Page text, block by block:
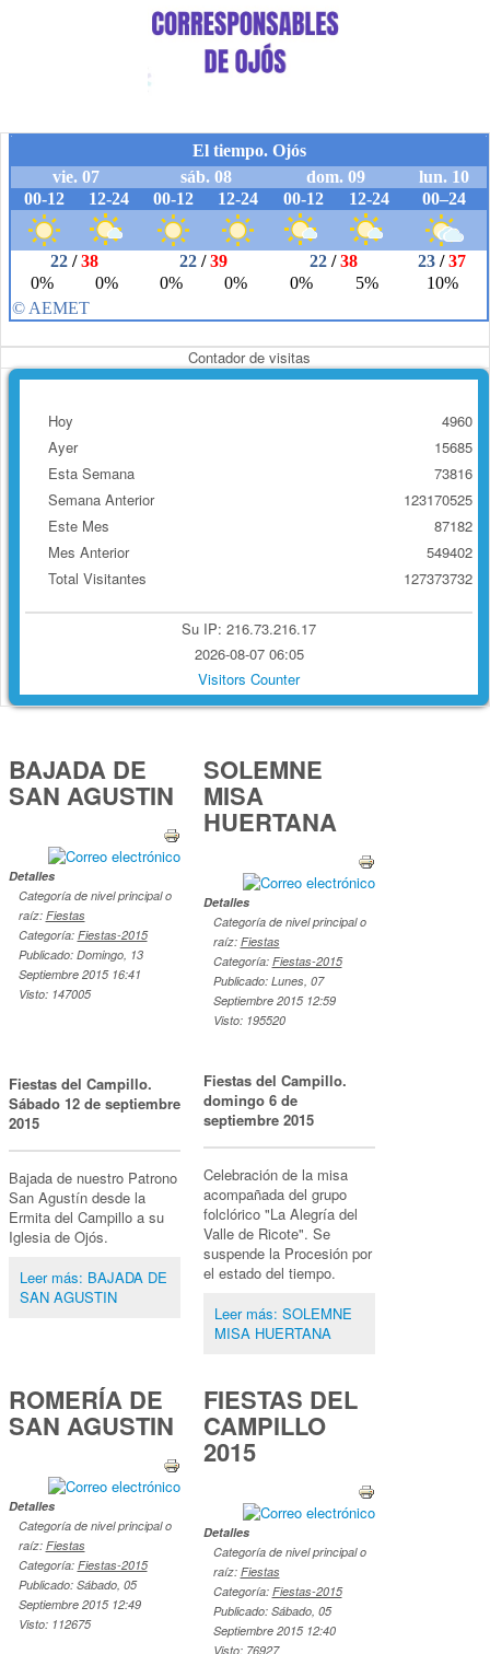
Contador de visitas
Hoy
Ayer
Esta Semana
Semana Anterior
Este Mes
Mes Anterior
Total Visitantes
4960
15685
73816
123170525
87182
549402
127373732
Su IP: 216.73.216.17
2026-08-07 06:05
Visitors Counter
BAJADA DE
SAN AGUSTIN
Detalles
Categoría de nivel principal o
raíz: Fiestas
Categoría: Fiestas-2015
Publicado: Domingo, 13
Septiembre 2015 16:41
Visto: 147005
Fiestas del Campillo.
Sábado 12 de septiembre
2015
Bajada de nuestro Patrono
San Agustín desde la
Ermita del Campillo a su
Iglesia de Ojós.
Leer más: BAJADA DE
SAN AGUSTIN
SOLEMNE
MISA
HUERTANA
Detalles
Categoría de nivel principal o
raíz: Fiestas
Categoría: Fiestas-2015
Publicado: Lunes, 07
Septiembre 2015 12:59
Visto: 195520
Fiestas del Campillo.
domingo 6 de
septiembre 2015
Celebración de la misa
acompañada del grupo
folclórico "La Alegría del
Valle de Ricote". Se
suspende la Procesión por
el estado del tiempo.
Leer más: SOLEMNE
MISA HUERTANA
ROMERÍA DE
SAN AGUSTIN
Detalles
Categoría de nivel principal o
raíz: Fiestas
Categoría: Fiestas-2015
Publicado: Sábado, 05
Septiembre 2015 12:49
Visto: 112675
FIESTAS DEL
CAMPILLO
2015
Detalles
Categoría de nivel principal o
raíz: Fiestas
Categoría: Fiestas-2015
Publicado: Sábado, 05
Septiembre 2015 12:40
Visto: 76927